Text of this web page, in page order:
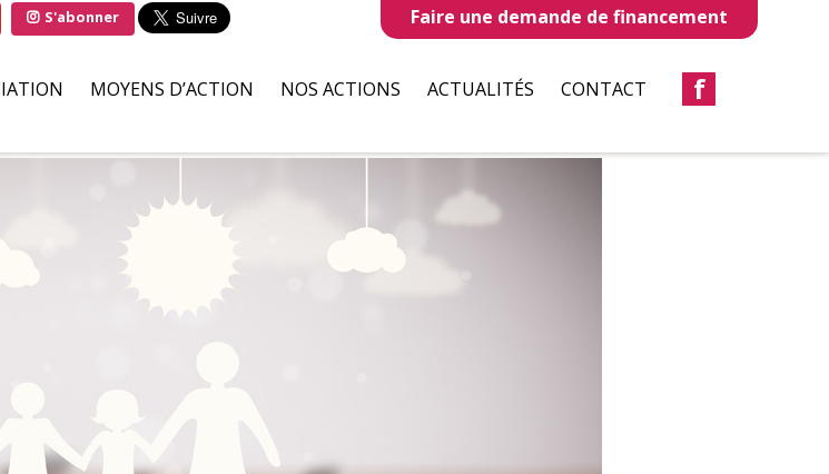
D’AIDES
MOYENS D’ACTION
ILS S’ENGAGENT POUR NOUS
NOS ACTIONS
ASSOCIATIONS
ACTUALITÉS CONTACT f
Faire une demande de financement
S'abonner